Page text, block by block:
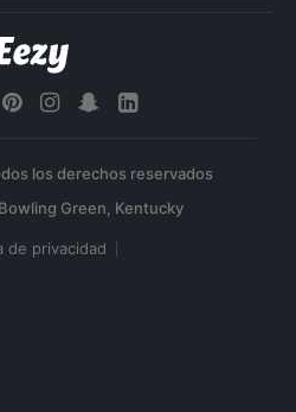
los derechos reservados
de privacidad